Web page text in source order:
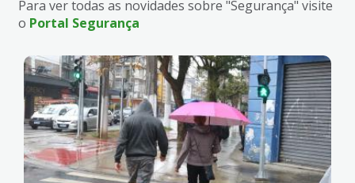
Para ver todas as novidades sobre "Segurança" visite
o Portal Segurança